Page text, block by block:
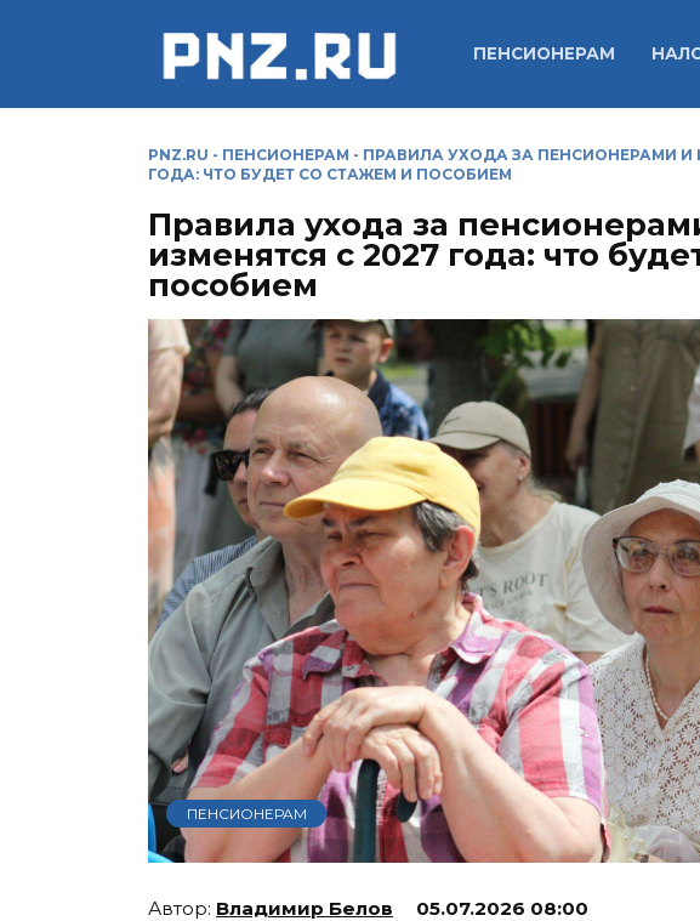
ПЕНСИОНЕРАМ
PNZ.RU - ПЕНСИОНЕРАМ - ПРАВИЛА УХОДА ЗА ПЕНСИОНЕРАМИ И
ГОДА: ЧТО БУДЕТ СО СТАЖЕМ И ПОСОБИЕМ
Правила ухода за
изменятся с 2027 года: что
пособием
ПЕНСИОНЕРАМ
Владимир Белов 05.07.2026 08:00